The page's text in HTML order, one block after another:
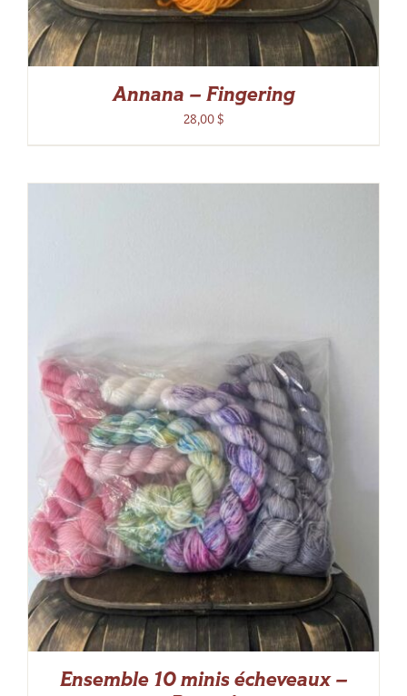
Annana – Fingering
28,00$
Ensemble 10 minis écheveaux –